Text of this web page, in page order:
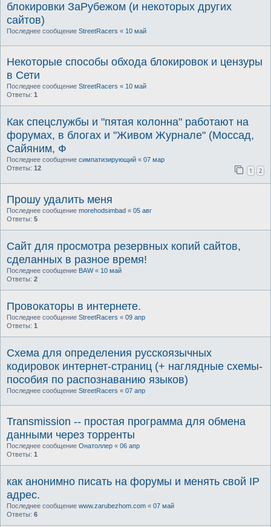
блокировки ЗаРубежом (и некоторых других
сайтов)
Последнее сообщение StreetRacers « 10 май
Некоторые способы обхода блокировок и цензуры
в Сети
Последнее сообщение StreetRacers « 10 май
Ответы: 1
Как спецслужбы и "пятая колонна" работают на
форумах, в блогах и "Живом Журнале" (Моссад,
Сайяним, Ф
Последнее сообщение симпатизирующий « 07 мар
Ответы: 12 1 2
Прошу удалить меня
Последнее сообщение morehodsimbad « 05 авг
Ответы: 5
Сайт для просмотра резервных копий сайтов,
сделанных в разное время!
Последнее сообщение BAW« 10 май
Ответы: 2
Провокаторы в интернете.
Последнее сообщение StreetRacers « 09 апр
Ответы: 1
Схема для определения русскоязычных
кодировок интернет-страниц (+ наглядные схемы-
пособия по распознаванию языков)
Последнее сообщение StreetRacers « 07 апр
Transmission -- простая программа для обмена
данными через торренты
Последнее сообщение Онатоллер « 06 апр
Ответы: 1
как анонимно писать на форумы и менять свой IP
адрес.
Последнее сообщение www.zarubezhom.com « 07 май
Ответы: 6